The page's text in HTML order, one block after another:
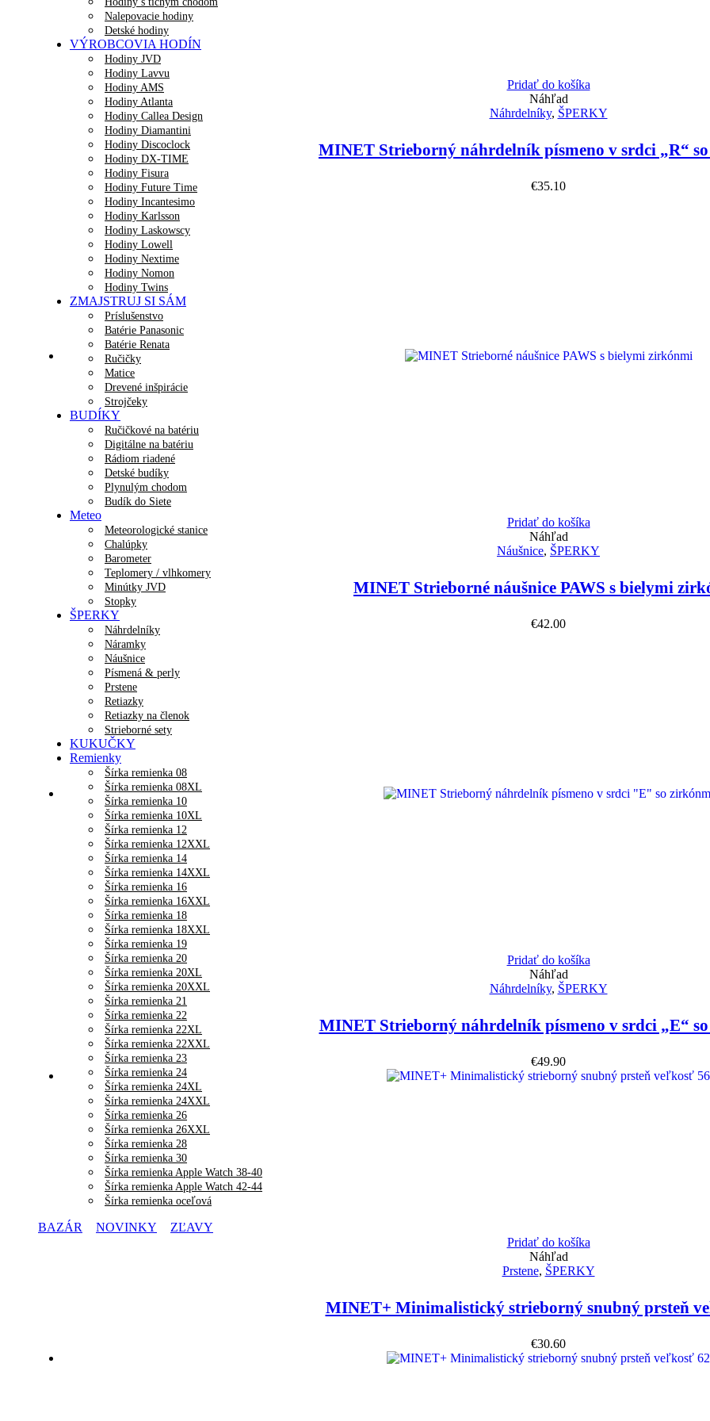
Nalepovacie hodiny
Detské hodiny
VÝROBCOVIA HODÍN
Hodiny JVD
Hodiny Lavvu
Hodiny AMS
Hodiny Atlanta
Hodiny Callea Design
Hodiny Diamantini
Hodiny Discoclock
Hodiny DX-TIME
Hodiny Fisura
Hodiny Future Time
Hodiny Incantesimo
Hodiny Karlsson
Hodiny Laskowscy
Hodiny Lowell
Hodiny Nextime
Hodiny Nomon
Hodiny Twins
ZMAJSTRUJ SI SÁM
Príslušenstvo
Batérie Panasonic
Batérie Renata
Ručičky
Matice
Drevené inšpirácie
Strojčeky
BUDÍKY
Ručičkové na batériu
Digitálne na batériu
Rádiom riadené
Detské budíky
Plynulým chodom
Budík do Siete
Meteo
Meteorologické stanice
Chalúpky
Barometer
Teplomery / vlhkomery
Minútky JVD
Stopky
ŠPERKY
Náhrdelníky
Náramky
Náušnice
Písmená & perly
Prstene
Retiazky
Retiazky na členok
Strieborné sety
KUKUČKY
Remienky
Šírka remienka 08
Šírka remienka 08XL
Šírka remienka 10
Šírka remienka 10XL
Šírka remienka 12
Šírka remienka 12XXL
Šírka remienka 14
Šírka remienka 14XXL
Šírka remienka 16
Šírka remienka 16XXL
Šírka remienka 18
Šírka remienka 18XXL
Šírka remienka 19
Šírka remienka 20
Šírka remienka 20XL
Šírka remienka 20XXL
Šírka remienka 21
Šírka remienka 22
Šírka remienka 22XL
Šírka remienka 22XXL
Šírka remienka 23
Šírka remienka 24
Šírka remienka 24XL
Šírka remienka 24XXL
Šírka remienka 26
Šírka remienka 26XXL
Šírka remienka 28
Šírka remienka 30
Šírka remienka Apple Watch 38-40
Šírka remienka Apple Watch 42-44
Šírka remienka oceľová
BAZÁR NOVINKY ZĽAVY
Pridať do košíka
Náhľad
Náhrdelníky, ŠPERKY
MINET Strieborný náhrdelník písmeno v srdci „R“
€35.10
Pridať do košíka
Náhľad
Náušnice, ŠPERKY
MINET Strieborné náušnice PAWS s bielymi
€42.00
Pridať do košíka
Náhľad
Náhrdelníky, ŠPERKY
MINET Strieborný náhrdelník písmeno v srdci „E“
€49.90
Pridať do košíka
Náhľad
Prstene, ŠPERKY
MINET+ Minimalistický strieborný snubný prsteň
€30.60